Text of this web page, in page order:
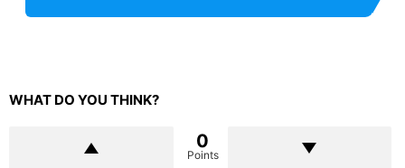
WHAT DO YOU THINK?
0
Points